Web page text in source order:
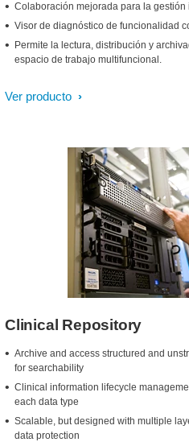
Colaboración mejorada para la gestión
Visor de diagnóstico de funcionalidad
Permite la lectura, distribución y
espacio de trabajo multifuncional.
Ver producto
Clinical Repository
Archive and access structured and
for searchability
Clinical information lifecycle
each data type
Scalable, but designed with multiple
data protection